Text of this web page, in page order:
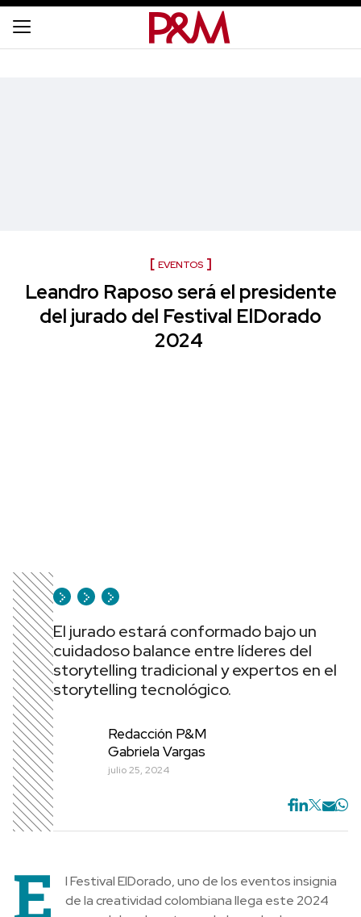
EVENTOS
Leandro Raposo será el presidente
del jurado del Festival ElDorado
2024
El jurado estará conformado bajo un
cuidadoso balance entre líderes del
storytelling tradicional y expertos en el
storytelling tecnológico.
Redacción P&M
Gabriela Vargas
julio 25, 2024
E
l Festival ElDorado, uno de los eventos insignia
de la creatividad colombiana llega este 2024